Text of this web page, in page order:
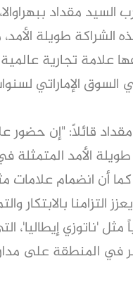
السيد مقداد
الشراكة طويلة
علامة تجارية
الإماراتي
قائلاً: "إن حضور
الأمد المتمثلة
كما أن انضمام علامات
التزامنا
مثل 'ناتوزي
في المنطقة على